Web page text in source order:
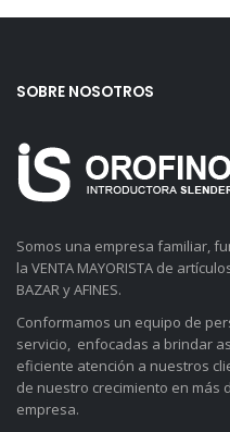
SOBRE NOSOTROS
Somos una empresa familiar,
la VENTA MAYORISTA de
BAZAR y AFINES.
Conformamos un equipo de
servicio, enfocadas a brindar
eficiente atención a nuestros
de nuestro crecimiento en más
empresa.